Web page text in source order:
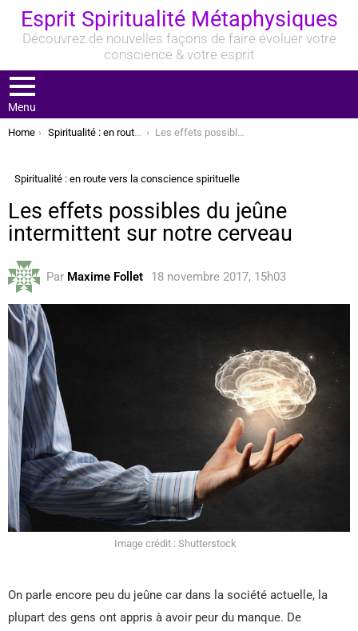
Esprit Spiritualité Métaphysiques
Découvrez de nouvelles façons de faire évoluer votre
conscience & votre esprit
Menu
You are here:
Home Spiritualité : en route vers la conscience spirituelle Les effets possibles du jeûne intermittent sur notre cerveau
Spiritualité : en route vers la conscience spirituelle
Les effets possibles du jeûne
intermittent sur notre cerveau
Par Maxime Follet 18 novembre 2017, 15h03
Image crédit : Shutterstock
On parle encore peu du jeûne car dans la société actuelle, la
plupart des gens ont appris à avoir peur du manque. De